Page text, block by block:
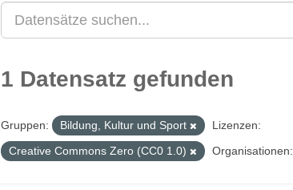
1 Datensatz gefunden
Gruppen: Bildung, Kultur und Sport
Lizenzen:
Creative Commons Zero (CC0 1.0)
Organisationen: